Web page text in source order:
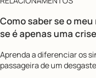
Como saber se o
se é apenas uma
Aprenda a diferenciar os
passageira de um